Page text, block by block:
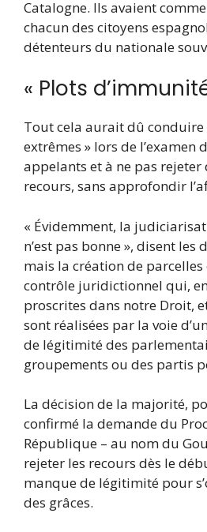
Catalogne. Ils avaient
chacun des citoyens
détenteurs du nationale
« Plots
Tout cela aurait dû conduire
extrêmes » lors de l’examen
appelants et à ne pas rejeter
recours, sans approfondir
« Évidemment, la
n’est pas bonne », disent les
mais la création de
contrôle juridictionnel qui,
proscrites dans notre Droit,
sont réalisées par la voie
de légitimité des
groupements ou des partis
La décision de la majorité,
confirmé la demande du
République – au nom du
rejeter les recours dès le
manque de légitimité pour
des grâces.